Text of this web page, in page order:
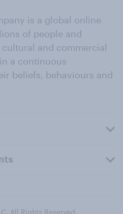
is a global online
of people and
and commercial
a continuous
beliefs, behaviours and
All Rights Reserved.